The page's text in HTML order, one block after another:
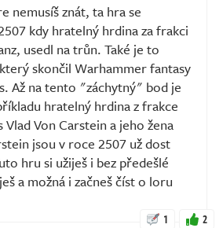
nemusíš znát, ta hra se
kdy hratelný hrdina za frakci
usedl na trůn. Také je to
skončil Warhammer fantasy
Až na tento "záchytný" bod je
hratelný hrdina z frakce
Von Carstein a jeho žena
jsou v roce 2507 už dost
hru si užiješ i bez předešlé
a možná i začneš číst o loru
1 2